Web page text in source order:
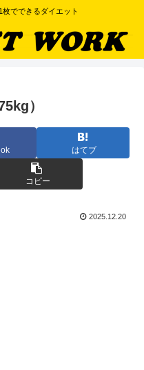
でできるダイエット
）
はてブ
コピー
2025.12.20